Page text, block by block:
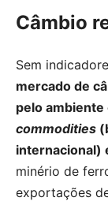
Câmbio
Sem
mercado de
pelo ambiente
commodities
internacional)
minério de
exportações